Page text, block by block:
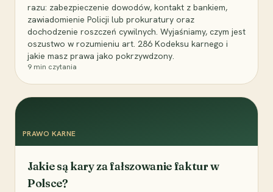
razu: zabezpieczenie dowodów, kontakt z bankiem,
zawiadomienie Policji lub prokuratury oraz
dochodzenie roszczeń cywilnych. Wyjaśniamy, czym jest
oszustwo w rozumieniu art. 286 Kodeksu karnego i
jakie masz prawa jako pokrzywdzony.
9 min czytania
PRAWO KARNE
Jakie są kary za fałszowanie faktur w
Polsce?